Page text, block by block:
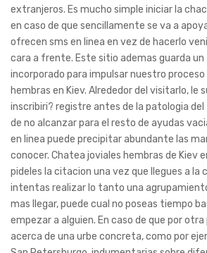
extranjeros. Es mucho simple iniciar la
en caso de que sencillamente se va a
ofrecen sms en linea en vez de hacerlo
cara a frente. Este sitio ademas guarda
incorporado para impulsar nuestro
hembras en Kiev. Alrededor del visitarlo, le
inscribiri? registre antes de la patologi­a
de no alcanzar para el resto de ayudas
en linea puede precipitar abundante las
conocer. Chatea joviales hembras de Kiev
pideles la citacion una vez que llegues a la
intentas realizar lo tanto una
mas llegar, puede cual no poseas tiempo
empezar a alguien. En caso de que por
acerca de una urbe concreta, como por